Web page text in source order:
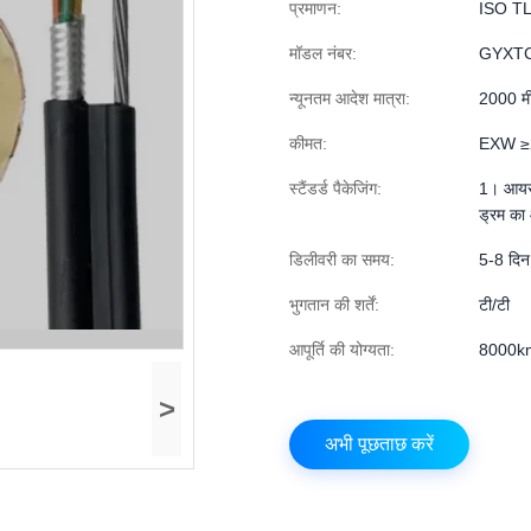
>
प्रमाणन: ISO
मॉडल नंबर:
न्यूनतम आदेश मात्रा: 2000
कीमत: EXW
स्टैंडर्ड पैकेजिंग:
1।
ड्रम का
डिलीवरी का समय: 5-8 दिन
भुगतान की शर्तें: टी/टी
आपूर्ति की योग्यता:
अभी पूछताछ करें